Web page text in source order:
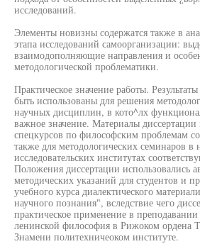
исследований.
Элементы новизны содержатся также в
этапа исследований самоорганизации:
взаимодополняющие направления и
методологической проблематики.
Практическое значение работы.
быть использованы для решения
научных дисциплин, в кото^лх
важное значение. Материалы
спецкурсов по философским проблемам
также для методологических семинаров в
исследовательских институтах
Положения диссертации использовались
методических указаний для студентов и
учебного курса диалектического
научного познания", вследствие чего
практическое применение в преподавании
ленинской философия в Рижоком ордена
Знамени политехничеоком институте.